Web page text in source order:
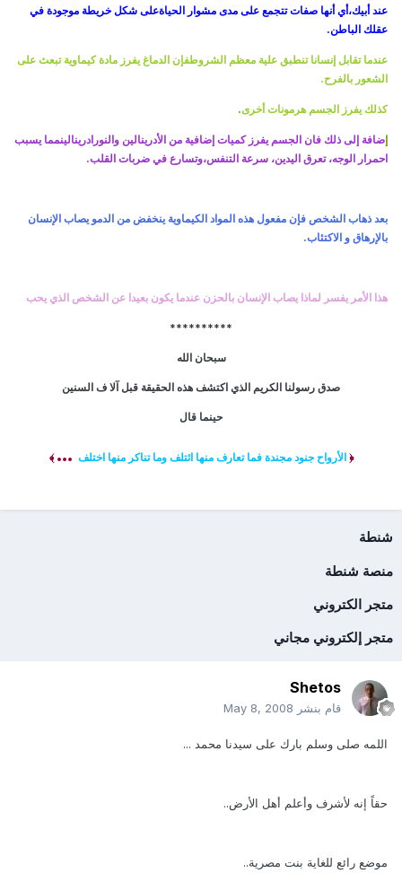
عند أبيك،أي أنها صفات تتجمع على مدى مشوار الحياةعلى شكل خريطة موجودة في
عقلك الباطن.
عندما تقابل إنسانا تنطبق علية معظم الشروطفإن الدماغ يفرز مادة كيماوية تبعث على
الشعور بالفرح.
كذلك يفرز الجسم هرمونات أخرى.
ضافة إلى ذلك فان الجسم يفرز كميات إضافية من الأدرينالين والنورادرينالينمما يسبب
احمرار الوجه، تعرق اليدين، سرعة التنفس،وتسارع في ضربات القلب.
بعد ذهاب الشخص فإن مفعول هذه المواد الكيماوية ينخفض من الدمو يصاب الإنسان
بالإرهاق و الاكتئاب.
هذا الأمر يفسر لماذا يصاب الإنسان بالحزنعندما يكون بعيدا عن الشخص الذي يحب
**********
سبحان الله
صدق رسولنا الكريم الذي اكتشف هذه الحقيقة قبل آلا ف السنين
حينما قال
﴿الأرواح جنود مجندة فما تعارف منها ائتلف وما تناكر منها اختلف ...﴾
شنطة
منصة شنطة
متجر الكتروني
متجر إلكتروني مجاني
Shetos
قام بنشر May 8, 2008
اللمه صلى وسلم بارك على سيدنا محمد ...
حقاً إنه لأشرف وأعلم أهل الأرض..
موضع رائع للغاية بنت مصرية..